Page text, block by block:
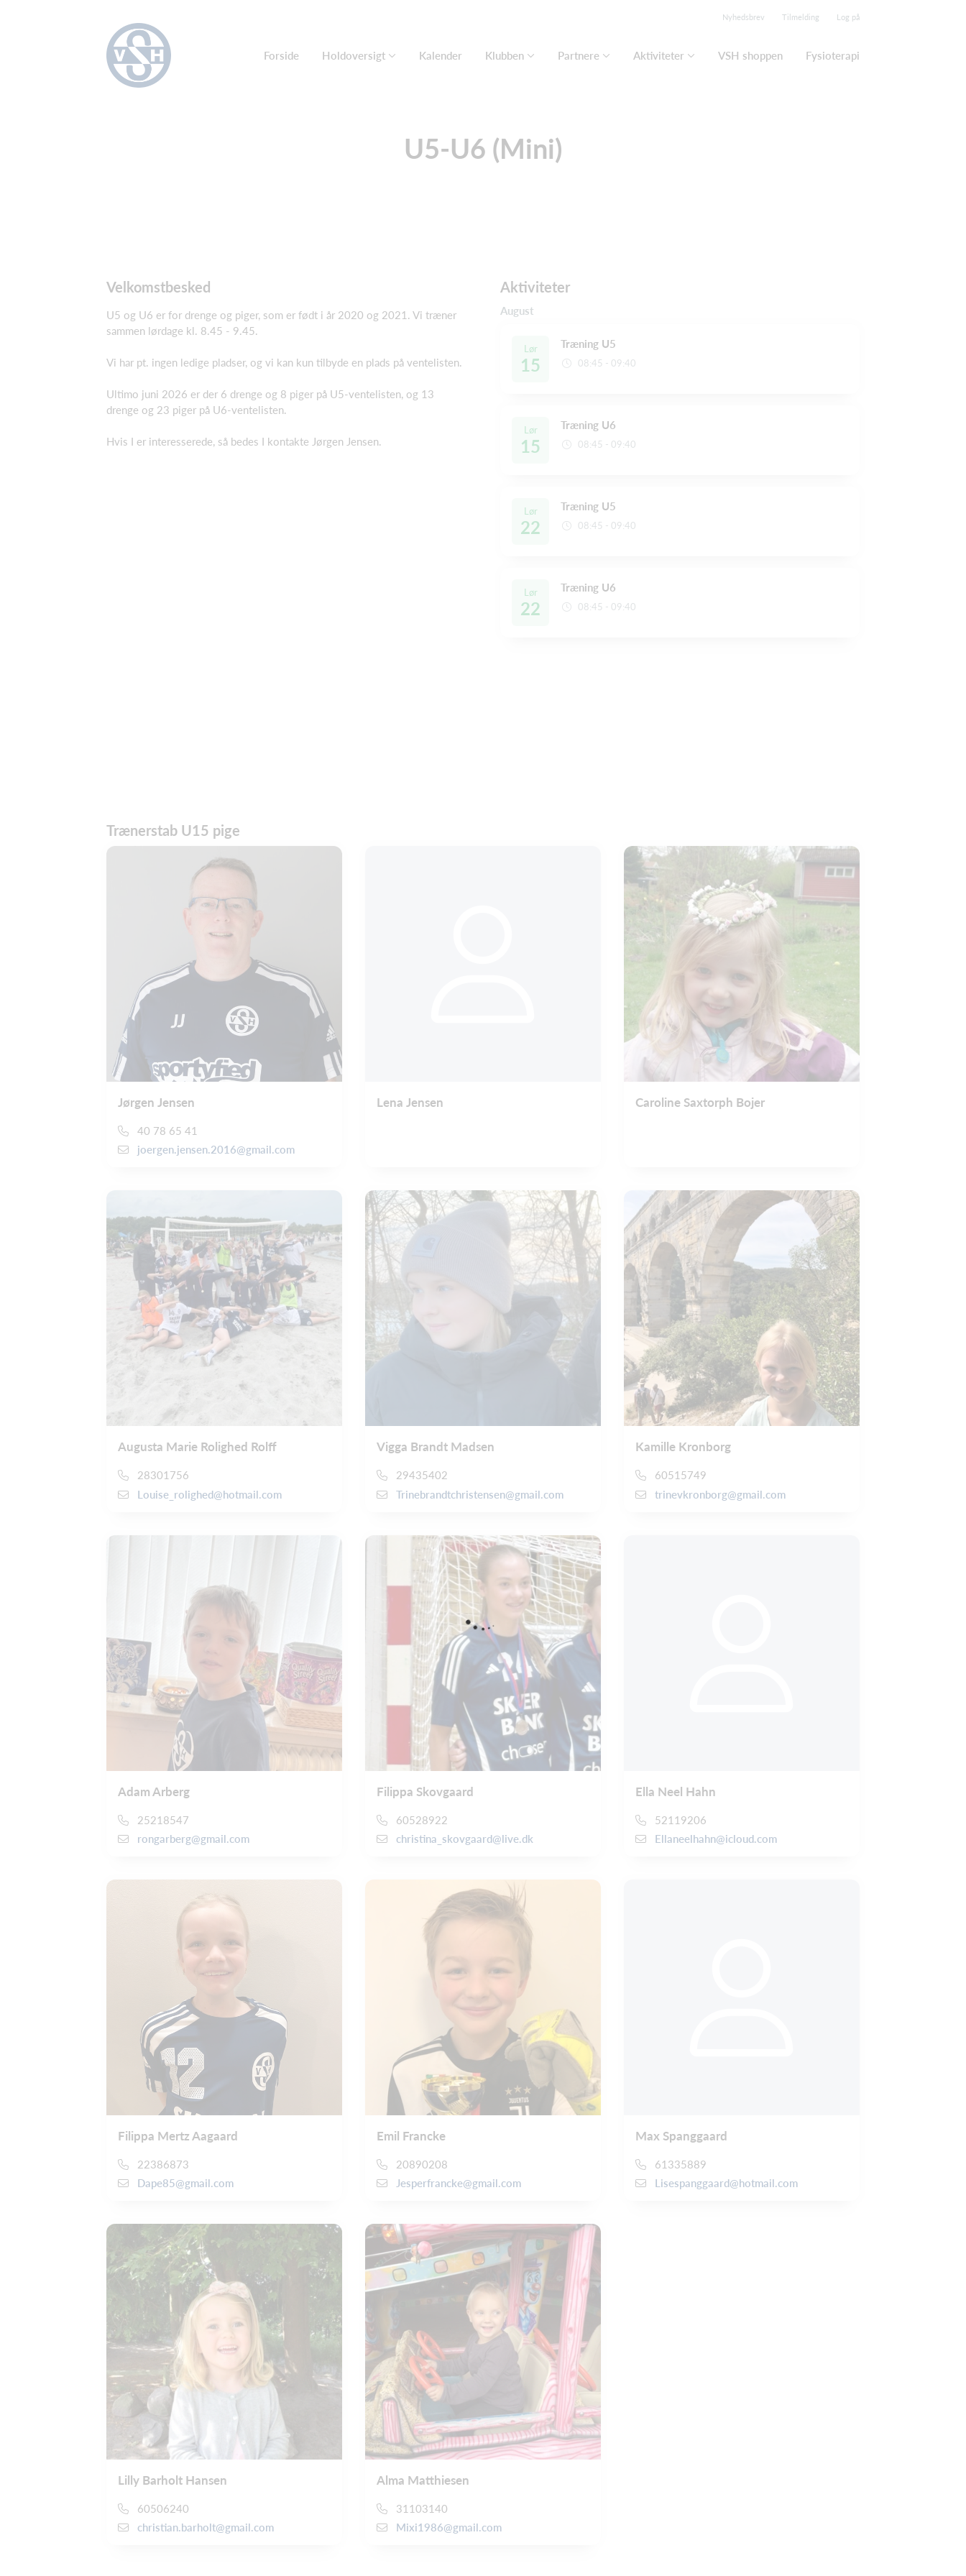
Nyhedsbrev Tilmelding Log på
Forside Holdoversigt Kalender Klubben Partnere Aktiviteter VSH shoppen Fysioterapi
U5-U6 (Mini)
Velkomstbesked
U5 og U6 er for drenge og piger, som er født i år 2020 og 2021. Vi træner
sammen lørdage kl. 8.45 - 9.45.
Vi har pt. ingen ledige pladser, og vi kan kun tilbyde en plads på ventelisten.
Ultimo juni 2026 er der 6 drenge og 8 piger på U5-ventelisten, og 13
drenge og 23 piger på U6-ventelisten.
Hvis I er interesserede, så bedes I kontakte Jørgen Jensen.
Aktiviteter
August
Lør
15
Træning U5
08:45 - 09:40
Lør
15
Træning U6
08:45 - 09:40
Lør
22
Træning U5
08:45 - 09:40
Lør
22
Træning U6
08:45 - 09:40
Trænerstab U15 pige
Jørgen Jensen
40 78 65 41
joergen.jensen.2016@gmail.com
Lena Jensen Caroline Saxtorph Bojer
Augusta Marie Rolighed Rolff
28301756
Louise_rolighed@hotmail.com
Vigga Brandt Madsen
29435402
Trinebrandtchristensen@gmail.com
Kamille Kronborg
60515749
trinevkronborg@gmail.com
Adam Arberg
25218547
rongarberg@gmail.com
Filippa Skovgaard
60528922
christina_skovgaard@live.dk
Ella Neel Hahn
52119206
Ellaneelhahn@icloud.com
Filippa Mertz Aagaard
22386873
Dape85@gmail.com
Emil Francke
20890208
Jesperfrancke@gmail.com
Max Spanggaard
61335889
Lisespanggaard@hotmail.com
Lilly Barholt Hansen
60506240
christian.barholt@gmail.com
Alma Matthiesen
31103140
Mixi1986@gmail.com